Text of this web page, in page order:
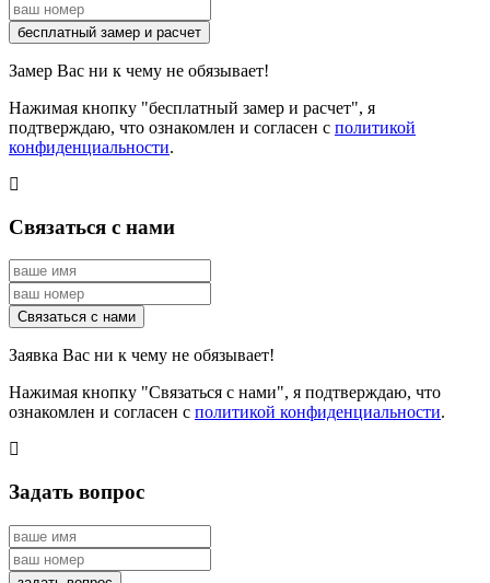
Замер Вас ни к чему не обязывает!
Нажимая кнопку "бесплатный замер и расчет", я
подтверждаю, что ознакомлен и согласен с политикой
конфиденциальности.
Связаться с нами
Заявка Вас ни к чему не обязывает!
Нажимая кнопку "Связаться с нами", я подтверждаю, что
ознакомлен и согласен с политикой конфиденциальности.
Задать вопрос